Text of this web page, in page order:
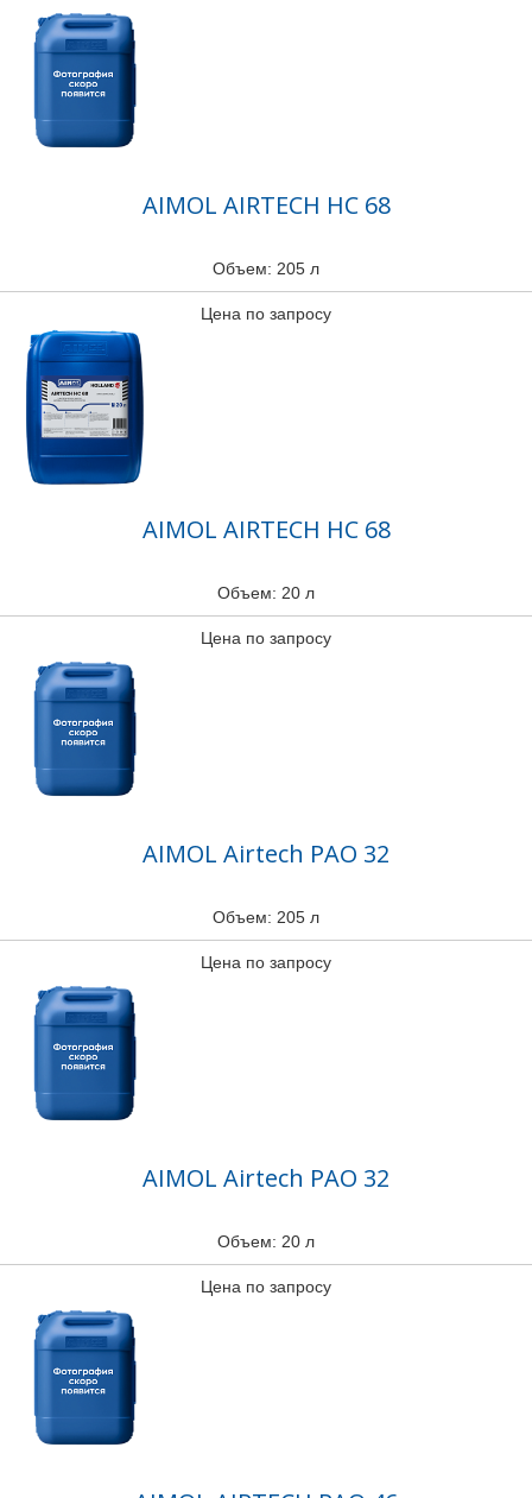
AIMOL AIRTECH HC 68
Объем: 205 л
Цена по запросу
AIMOL AIRTECH HC 68
Объем: 20 л
Цена по запросу
AIMOL Airtech PAO 32
Объем: 205 л
Цена по запросу
AIMOL Airtech PAO 32
Объем: 20 л
Цена по запросу